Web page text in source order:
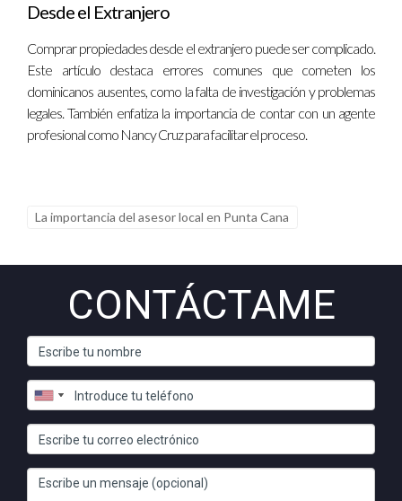
Desde el Extranjero
Comprar propiedades desde el extranjero puede ser complicado.
Este artículo destaca errores comunes que cometen los
dominicanos ausentes, como la falta de investigación y problemas
legales. También enfatiza la importancia de contar con un agente
profesional como Nancy Cruz para facilitar el proceso.
La importancia del asesor local en Punta Cana
CONTÁCTAME